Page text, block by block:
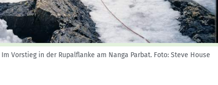
Wandern und Bergsteigen
Wettkampfklettern
Im Vorstieg in der Rupalflanke am Nanga Parbat. Foto: Steve House